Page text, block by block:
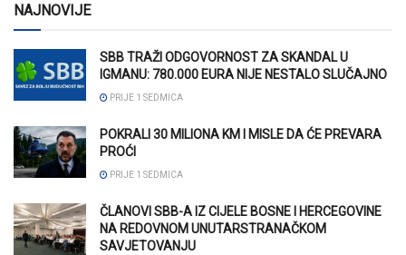
NAJNOVIJE
SBB TRAŽI ODGOVORNOST ZA SKANDAL U
IGMANU: 780.000 EURA NIJE NESTALO SLUČAJNO
PRIJE 1 SEDMICA
POKRALI 30 MILIONA KM I MISLE DA ĆE PREVARA
PROĆI
PRIJE 1 SEDMICA
ČLANOVI SBB-A IZ CIJELE BOSNE I HERCEGOVINE
NA REDOVNOM UNUTARSTRANAČKOM
SAVJETOVANJU